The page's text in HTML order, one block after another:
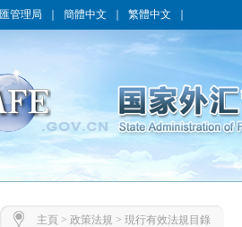
管理局 簡體中文 繁體中文
主頁 > 政策法規 > 現行有效法規目錄